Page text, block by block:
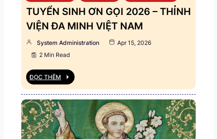
TUYỂN SINH ƠN GỌI 2026 – THỈNH
VIỆN ĐA MINH VIỆT NAM
System Administration
Apr 15, 2026
2 Min Read
ĐỌC THÊM